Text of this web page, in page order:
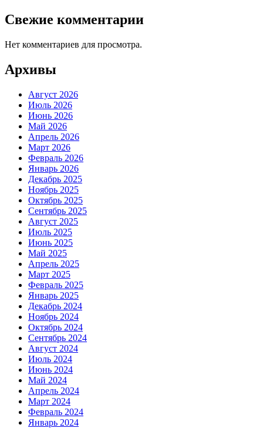
Свежие комментарии
Нет комментариев для просмотра.
Архивы
Август 2026
Июль 2026
Июнь 2026
Май 2026
Апрель 2026
Март 2026
Февраль 2026
Январь 2026
Декабрь 2025
Ноябрь 2025
Октябрь 2025
Сентябрь 2025
Август 2025
Июль 2025
Июнь 2025
Май 2025
Апрель 2025
Март 2025
Февраль 2025
Январь 2025
Декабрь 2024
Ноябрь 2024
Октябрь 2024
Сентябрь 2024
Август 2024
Июль 2024
Июнь 2024
Май 2024
Апрель 2024
Март 2024
Февраль 2024
Январь 2024